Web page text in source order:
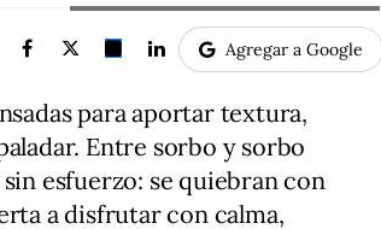
Agregar a Google
para aportar textura,
Entre sorbo y sorbo
esfuerzo: se quiebran con
a disfrutar con calma,